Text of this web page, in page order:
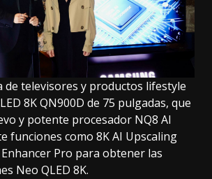
de televisores y productos lifestyle
8K QN900D de 75 pulgadas, que
y potente procesador NQ8 AI
funciones como 8K AI Upscaling
Pro para obtener las
Neo QLED 8K.